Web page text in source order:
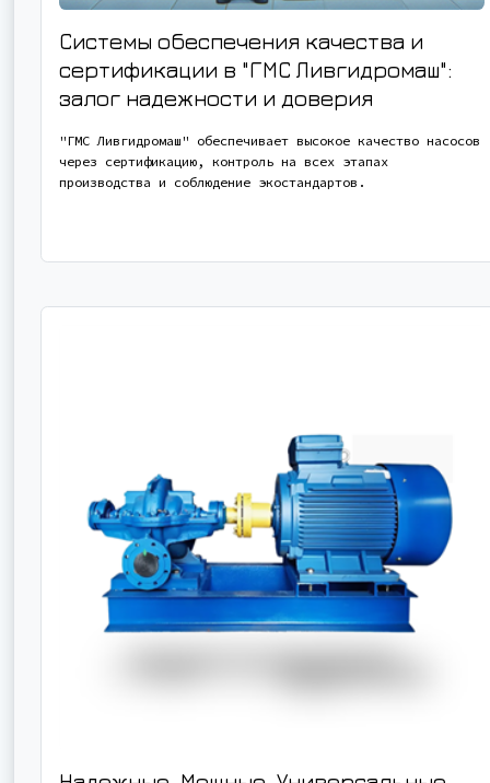
Системы обеспечения качества и
сертификации в "ГМС Ливгидромаш":
залог надежности и доверия
"ГМС Ливгидромаш" обеспечивает высокое качество насосов
через сертификацию, контроль на всех этапах
производства и соблюдение экостандартов.